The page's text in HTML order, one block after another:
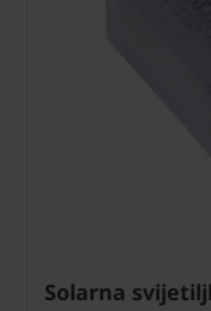
Solarna